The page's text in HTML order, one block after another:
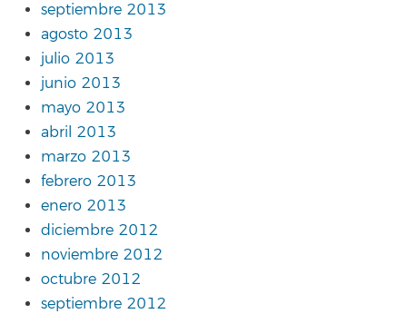
septiembre 2013
agosto 2013
julio 2013
junio 2013
mayo 2013
abril 2013
marzo 2013
febrero 2013
enero 2013
diciembre 2012
noviembre 2012
octubre 2012
septiembre 2012